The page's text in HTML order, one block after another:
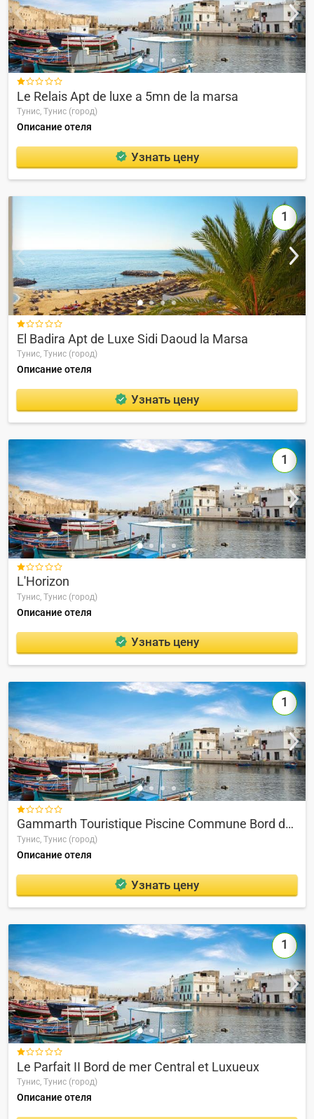

Le Relais Apt de luxe a 5mn de la marsa
Тунис, Тунис (город)
Описание отеля
Узнать цену
1

El Badira Apt de Luxe Sidi Daoud la Marsa
Тунис, Тунис (город)
Описание отеля
Узнать цену
1

L'Horizon
Тунис, Тунис (город)
Описание отеля
Узнать цену
1

Gammarth Touristique Piscine Commune Bord de mer
Тунис, Тунис (город)
Описание отеля
Узнать цену
1

Le Parfait II Bord de mer Central et Luxueux
Тунис, Тунис (город)
Описание отеля